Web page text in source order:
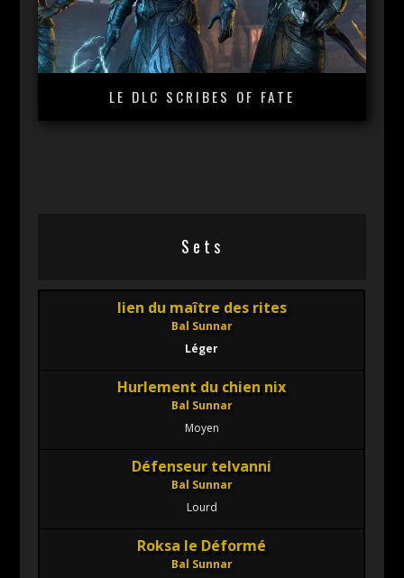
LE DLC SCRIBES OF FATE
Sets
lien du maître des rites
Bal Sunnar
Léger
Hurlement du chien nix
Bal Sunnar
Moyen
Défenseur telvanni
Bal Sunnar
Lourd
Roksa le Déformé
Bal Sunnar